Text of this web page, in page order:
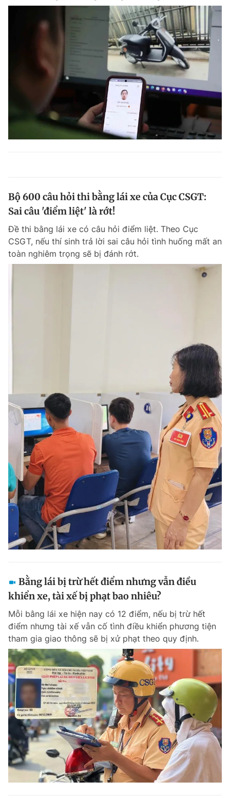
Bộ 600 câu hỏi thi bằng lái xe của Cục CSGT:
Sai câu 'điểm liệt' là rớt!
Đề thi bằng lái xe có câu hỏi điểm liệt. Theo Cục
CSGT, nếu thí sinh trả lời sai câu hỏi tình huống mất an
toàn nghiêm trọng sẽ bị đánh rớt.
Bằng lái bị trừ hết điểm nhưng vẫn điều
khiển xe, tài xế bị phạt bao nhiêu?
Mỗi bằng lái xe hiện nay có 12 điểm, nếu bị trừ hết
điểm nhưng tài xế vẫn cố tình điều khiển phương tiện
tham gia giao thông sẽ bị xử phạt theo quy định.